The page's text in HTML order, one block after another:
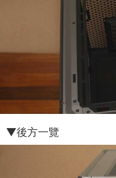
▼後方一覽